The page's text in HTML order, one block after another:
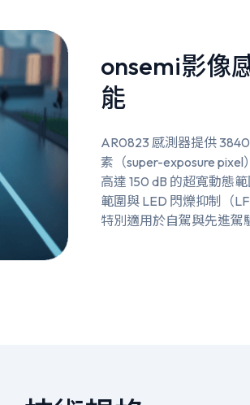
onsemi影像
能
AR0823 感測器提供
素（super-exposure
高達 150 dB 的超寬動態
範圍與 LED 閃爍抑制（
特別適用於自駕與先進駕